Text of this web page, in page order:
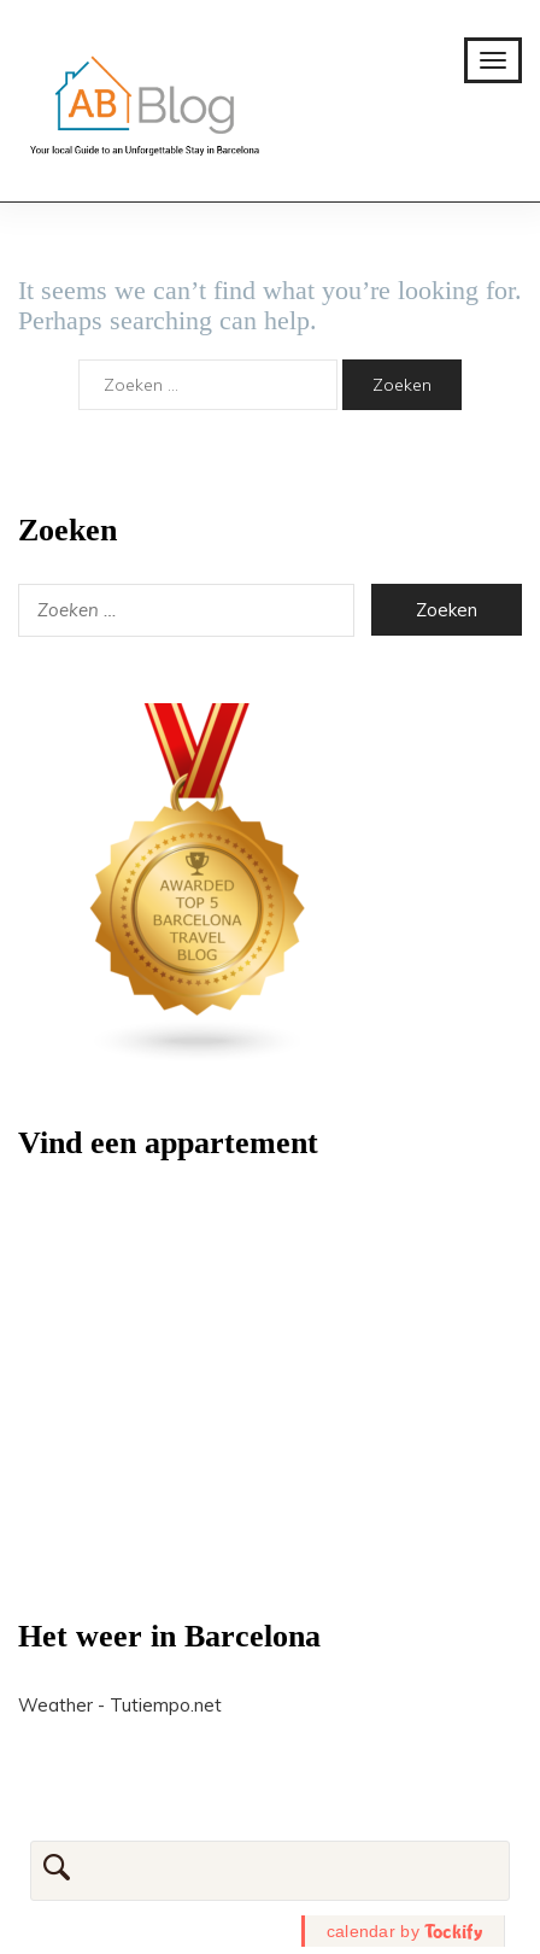
It seems we can’t find what you’re looking for.
Perhaps searching can help.
Zoeken
Vind een appartement
Het weer in Barcelona
Weather - Tutiempo.net